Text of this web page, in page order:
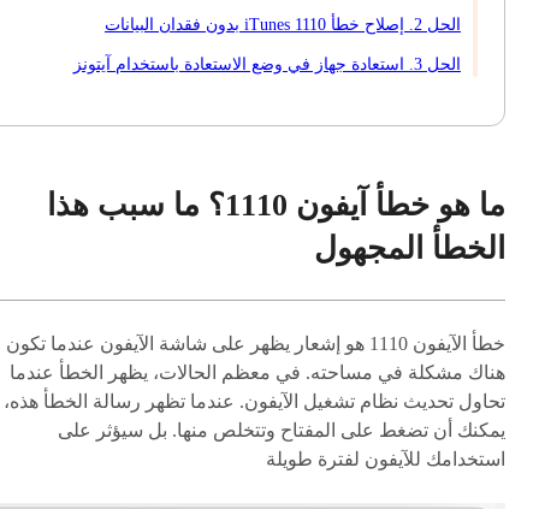
الحل 2. إصلاح خطأ iTunes 1110 بدون فقدان البيانات
الحل 3. استعادة جهاز في وضع الاستعادة باستخدام آيتونز
ما هو خطأ آيفون 1110؟ ما سبب هذا
الخطأ المجهول
خطأ الآيفون 1110 هو إشعار يظهر على شاشة الآيفون عندما تكون
هناك مشكلة في مساحته. في معظم الحالات، يظهر الخطأ عندما
تحاول تحديث نظام تشغيل الآيفون. عندما تظهر رسالة الخطأ هذه،
يمكنك أن تضغط على المفتاح وتتخلص منها. بل سيؤثر على
استخدامك للآيفون لفترة طويلة